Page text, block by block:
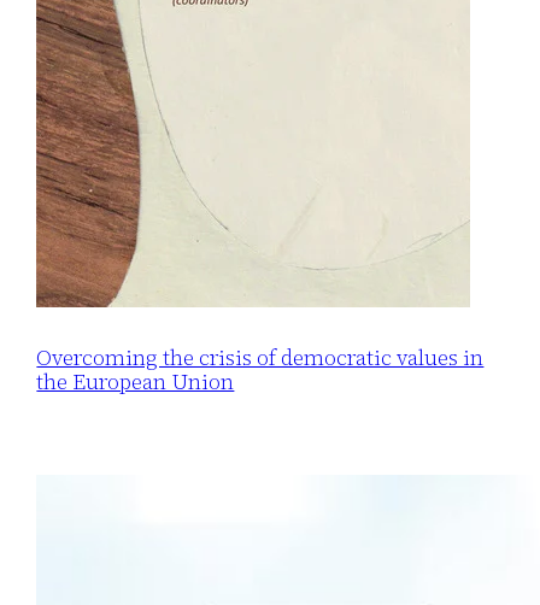
Overcoming the crisis of democratic values in
the European Union